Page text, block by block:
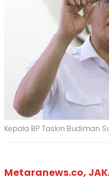
Kepala BP Taskin Budiman
Metaranews.co,